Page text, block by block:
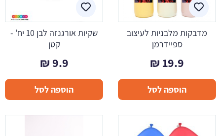
מדבקות מלבניות לעיצוב
ספיידרמן
19.9
₪
הוספה לסל
שקיות אורגנזה לבן 10 יח' -
קטן
9.9
₪
הוספה לסל